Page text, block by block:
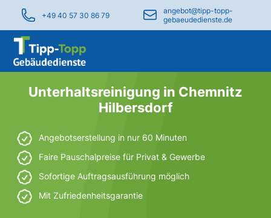
+49 40 57 30 86 79
angebot@tipp-topp-
gebaeudedienste.de
Unterhaltsreinigung in Chemnitz
Hilbersdorf
Angebotserstellung in nur 60 Minuten
Faire Pauschalpreise für Privat & Gewerbe
Sofortige Auftragsausführung möglich
Mit Zufriedenheitsgarantie